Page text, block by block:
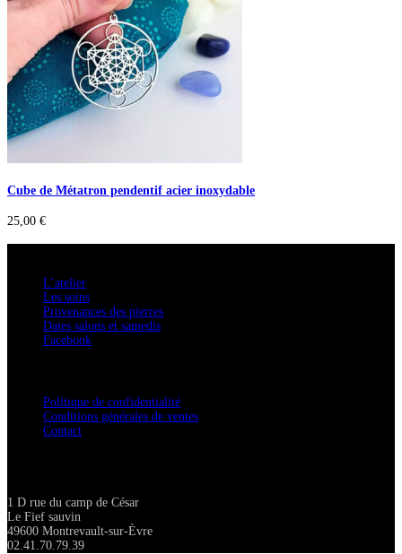
Cube de Métatron pendentif acier inoxydable
25,00 €
L’atelier
Les soins
Provenances des pierres
Dates salons et samedis
Facebook
Politique de confidentialité
Conditions générales de ventes
Contact
1 D rue du camp de César
Le Fief sauvin
49600 Montrevault-sur-Èvre
02.41.70.79.39